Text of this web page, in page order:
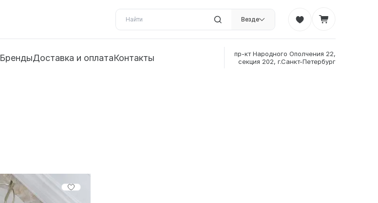
Везде
БрендыДоставка и оплатаКонтакты
пр-кт Народного Ополчения 22,
секция 202, г.Санкт-Петербург